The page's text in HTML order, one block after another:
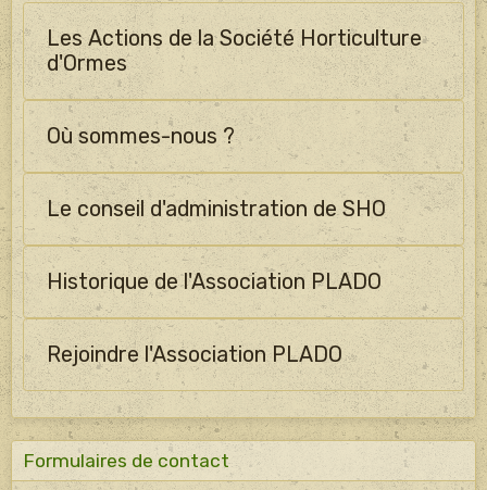
Les Actions de la Société Horticulture
d'Ormes
Où sommes-nous ?
Le conseil d'administration de SHO
Historique de l'Association PLADO
Rejoindre l'Association PLADO
Formulaires de contact